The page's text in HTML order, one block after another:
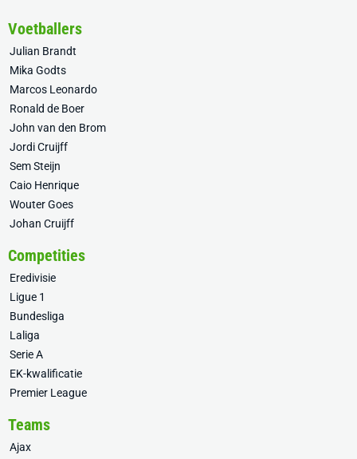
Voetballers
Julian Brandt
Mika Godts
Marcos Leonardo
Ronald de Boer
John van den Brom
Jordi Cruijff
Sem Steijn
Caio Henrique
Wouter Goes
Johan Cruijff
Competities
Eredivisie
Ligue 1
Bundesliga
Laliga
Serie A
EK-kwalificatie
Premier League
Teams
Ajax